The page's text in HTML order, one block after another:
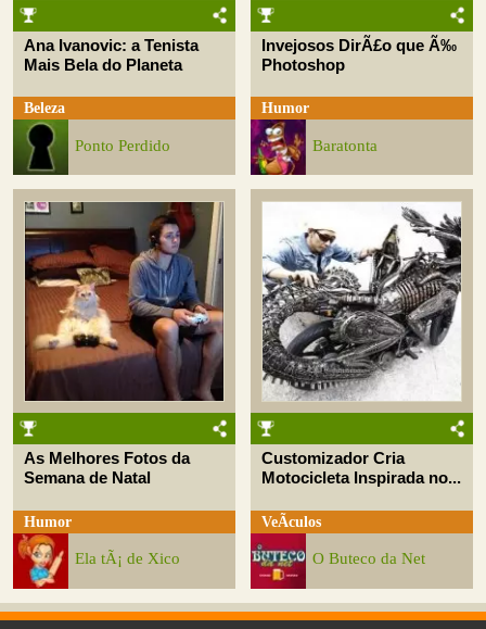
Ana Ivanovic: a Tenista
Mais Bela do Planeta
Beleza
Ponto Perdido
Invejosos DirÃ£o que Ã‰
Photoshop
Humor
Baratonta
As Melhores Fotos da
Semana de Natal
Humor
Ela tÃ¡ de Xico
Customizador Cria
Motocicleta Inspirada no...
VeÃ­culos
O Buteco da Net